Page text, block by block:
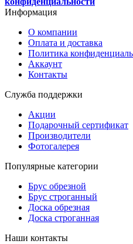
Информация
О компании
Оплата и доставка
Политика
Аккаунт
Контакты
Служба поддержки
Акции
Подарочный сертификат
Производители
Фотогалерея
Популярные категории
Брус обрезной
Брус строганный
Доска обрезная
Доска строганная
Наши контакты